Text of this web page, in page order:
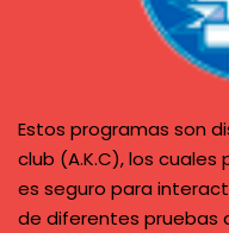
Estos programas son
club (A.K.C), los
es seguro para
de diferentes pruebas